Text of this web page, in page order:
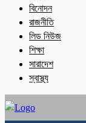
বিনোদন
রাজনীতি
লিড নিউজ
শিক্ষা
সারাদেশ
স্বাস্থ্য